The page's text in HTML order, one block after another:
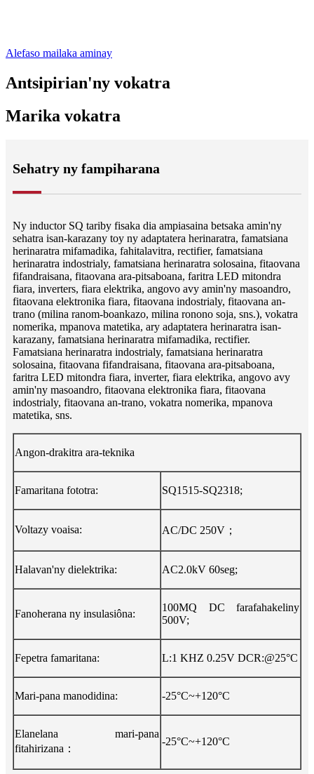
Alefaso mailaka aminay
Antsipirian'ny vokatra
Marika vokatra
Sehatry ny fampiharana
Ny inductor SQ tariby fisaka dia ampiasaina betsaka amin'ny
sehatra isan-karazany toy ny adaptatera herinaratra, famatsiana
herinaratra mifamadika, fahitalavitra, rectifier, famatsiana
herinaratra indostrialy, famatsiana herinaratra solosaina, fitaovana
fifandraisana, fitaovana ara-pitsaboana, faritra LED mitondra
fiara, inverters, fiara elektrika, angovo avy amin'ny masoandro,
fitaovana elektronika fiara, fitaovana indostrialy, fitaovana an-
trano (milina ranom-boankazo, milina ronono soja, sns.), vokatra
nomerika, mpanova matetika, ary adaptatera herinaratra isan-
karazany, famatsiana herinaratra mifamadika, rectifier.
Famatsiana herinaratra indostrialy, famatsiana herinaratra
solosaina, fitaovana fifandraisana, fitaovana ara-pitsaboana,
faritra LED mitondra fiara, inverter, fiara elektrika, angovo avy
amin'ny masoandro, fitaovana elektronika fiara, fitaovana
indostrialy, fitaovana an-trano, vokatra nomerika, mpanova
matetika, sns.
Angon-drakitra ara-teknika
Famaritana fototra: SQ1515-SQ2318;
Voltazy voaisa: AC/DC 250V ；
Halavan'ny dielektrika: AC2.0kV 60seg;
Fanoherana ny insulasiôna:
100MQ DC farafahakeliny
500V;
Fepetra famaritana: L:1 KHZ 0.25V DCR:@25°C
Mari-pana manodidina: -25°C~+120°C
Elanelana mari-pana
fitahirizana ： -25°C~+120°C